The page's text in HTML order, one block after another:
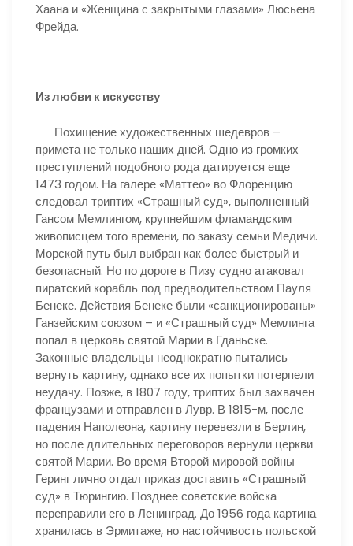
Хаана и «Женщина с закрытыми глазами» Люсьена
Фрейда.
Из любви к искусству
Похищение художественных шедевров –
примета не только наших дней. Одно из громких
преступлений подобного рода датируется еще
1473 годом. На галере «Маттео» во Флоренцию
следовал триптих «Страшный суд», выполненный
Гансом Мемлингом, крупнейшим фламандским
живописцем того времени, по заказу семьи Медичи.
Морской путь был выбран как более быстрый и
безопасный. Но по дороге в Пизу судно атаковал
пиратский корабль под предводительством Пауля
Бенеке. Действия Бенеке были «санкционированы»
Ганзейским союзом – и «Страшный суд» Мемлинга
попал в церковь святой Марии в Гданьске.
Законные владельцы неоднократно пытались
вернуть картину, однако все их попытки потерпели
неудачу. Позже, в 1807 году, триптих был захвачен
французами и отправлен в Лувр. В 1815-м, после
падения Наполеона, картину перевезли в Берлин,
но после длительных переговоров вернули церкви
святой Марии. Во время Второй мировой войны
Геринг лично отдал приказ доставить «Страшный
суд» в Тюрингию. Позднее советские войска
переправили его в Ленинград. До 1956 года картина
хранилась в Эрмитаже, но настойчивость польской